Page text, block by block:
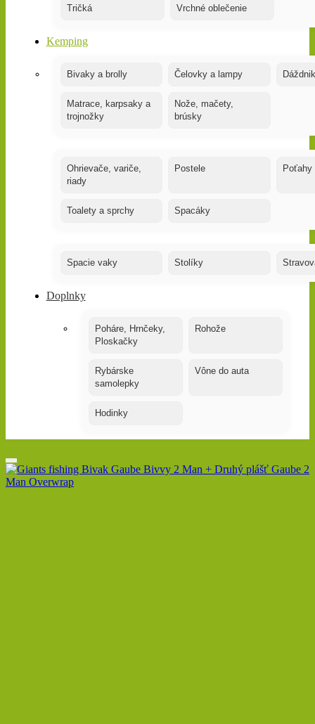
Tričká Vrchné oblečenie
Kemping
Bivaky a brolly Čelovky a lampy
Matrace, karpsaky a
trojnožky
Nože, mačety,
brúsky
Ohrievače, variče,
riady
Postele Poťahy
Toalety a sprchy Spacáky
Spacie vaky Stolíky
Doplnky
Poháre, Hrnčeky,
Ploskačky
Rohože
Rybárske
samolepky
Vône do auta
Hodinky